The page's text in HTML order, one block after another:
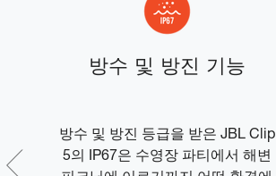
브
방수 및 방진 기능
방수 및 방진 등급을 받은 JBL Clip
5의 IP67은 수영장 파티에서 해변